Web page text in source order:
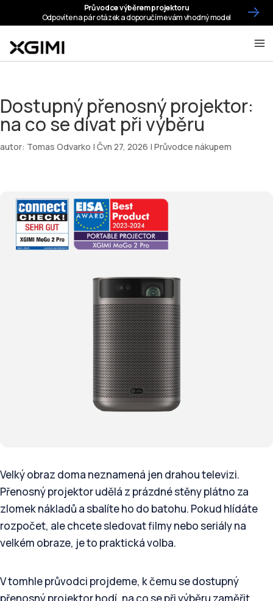
Dostupný přenosný projektor:
na co se dívat při výběru
autor: Tomas Odvarko | Čvn 27, 2026 | Průvodce nákupem
Velký obraz doma neznamená jen drahou televizi.
Přenosný projektor udělá z prázdné stěny plátno za
zlomek nákladů a sbalíte ho do batohu. Pokud hlídáte
rozpočet, ale chcete sledovat filmy nebo seriály na
velkém obraze, je to praktická volba.
V tomhle průvodci projdeme, k čemu se dostupný
přenosný projektor hodí, na co se při výběru zaměřit